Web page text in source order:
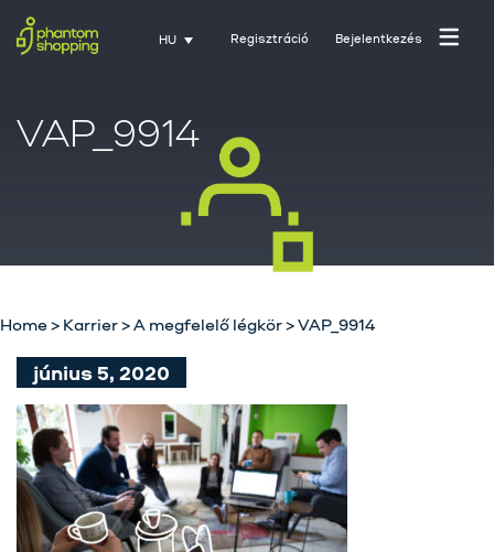
HU Regisztráció Bejelentkezés
Rólunk
Üzletágak
Szolgáltatásaink
Karrier
VAP_9914
Home> Karrier>A megfelelő légkör>VAP_9914
június 5, 2020